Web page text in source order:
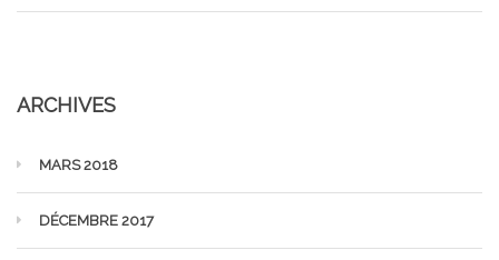
ARCHIVES
MARS 2018
DÉCEMBRE 2017